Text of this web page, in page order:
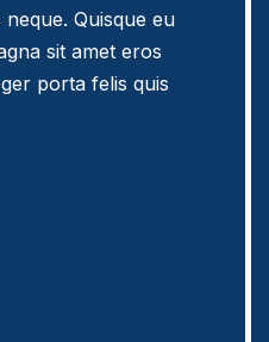
Quisque eu
sit amet eros
porta felis quis